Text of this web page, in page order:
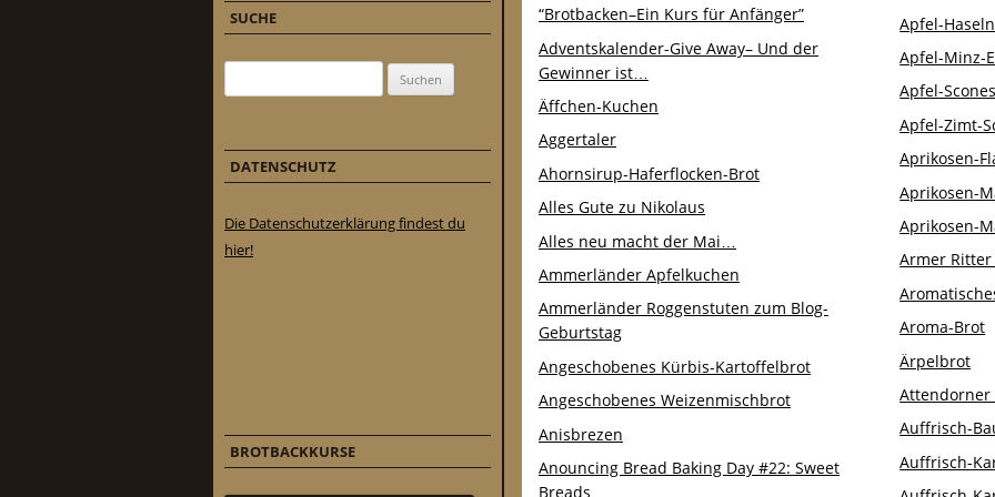
“Brotbacken–Ein Kurs für Anfänger”
Adventskalender-Give Away– Und der
Gewinner ist…
Äffchen-Kuchen
Aggertaler
Ahornsirup-Haferflocken-Brot
Alles Gute zu Nikolaus
Alles neu macht der Mai…
Ammerländer Apfelkuchen
Ammerländer Roggenstuten zum Blog-
Geburtstag
Angeschobenes Kürbis-Kartoffelbrot
Angeschobenes Weizenmischbrot
Anisbrezen
Anouncing Bread Baking Day #22: Sweet
Breads
Apfel-
Apfel-Minz-
Apfel-
Apfel-Zimt-
Aprikosen-
Aprikosen-
Aprikosen-
Armer Ritter
Aroma-Brot
Ärpelbrot
Attendorner
Auffrisch-
Auffrisch-
SUCHE
DATENSCHUTZ
Die Datenschutzerklärung findest du
hier!
BROTBACKKURSE